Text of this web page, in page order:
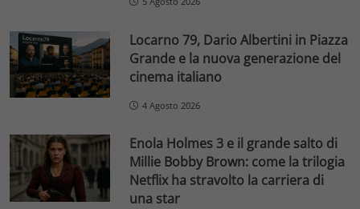
Locarno 79, Dario Albertini in Piazza
Grande e la nuova generazione del
cinema italiano
4 Agosto 2026
Enola Holmes 3 e il grande salto di
Millie Bobby Brown: come la trilogia
Netflix ha stravolto la carriera di
una star